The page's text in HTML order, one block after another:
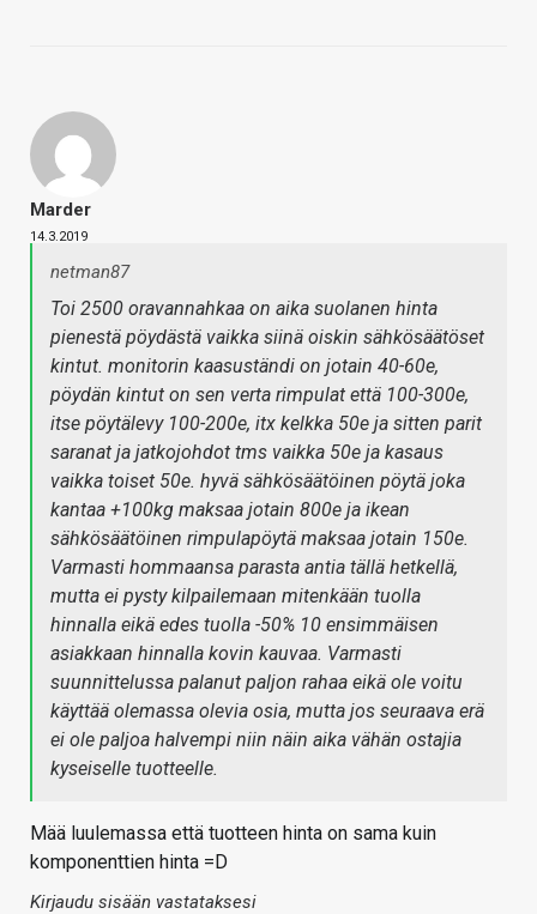
Marder
14.3.2019
netman87
Toi 2500 oravannahkaa on aika suolanen hinta
pienestä pöydästä vaikka siinä oiskin sähkösäätöset
kintut. monitorin kaasuständi on jotain 40-60e,
pöydän kintut on sen verta rimpulat että 100-300e,
itse pöytälevy 100-200e, itx kelkka 50e ja sitten parit
saranat ja jatkojohdot tms vaikka 50e ja kasaus
vaikka toiset 50e. hyvä sähkösäätöinen pöytä joka
kantaa +100kg maksaa jotain 800e ja ikean
sähkösäätöinen rimpulapöytä maksaa jotain 150e.
Varmasti hommaansa parasta antia tällä hetkellä,
mutta ei pysty kilpailemaan mitenkään tuolla
hinnalla eikä edes tuolla -50% 10 ensimmäisen
asiakkaan hinnalla kovin kauvaa. Varmasti
suunnittelussa palanut paljon rahaa eikä ole voitu
käyttää olemassa olevia osia, mutta jos seuraava erä
ei ole paljoa halvempi niin näin aika vähän ostajia
kyseiselle tuotteelle.
Mää luulemassa että tuotteen hinta on sama kuin
komponenttien hinta =D
Kirjaudu sisään vastataksesi